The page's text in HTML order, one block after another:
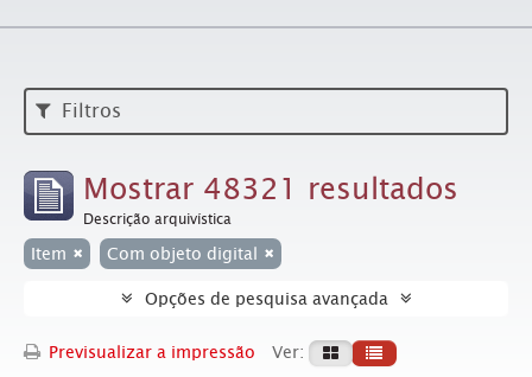
Filtros
Mostrar 48321 resultados
Descrição arquivística
Item Com objeto digital
Opções de pesquisa avançada
Previsualizar a impressão
Ver: